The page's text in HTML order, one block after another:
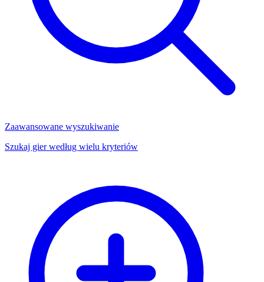
Zaawansowane wyszukiwanie
Szukaj gier według wielu kryteriów